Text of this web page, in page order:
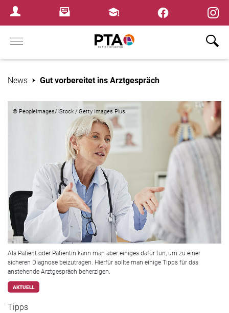
Login MenuNewsletterFortbildungen
Home
News Gut vorbereitet ins Arztgespräch
© PeopleImages/ iStock / Getty Images Plus
Als Patient oder Patientin kann man aber einiges dafür tun, um zu einer
sicheren Diagnose beizutragen. Hierfür sollte man einige Tipps für das
anstehende Arztgespräch beherzigen.
AKTUELL
Tipps
×